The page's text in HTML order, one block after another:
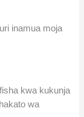
inamua moja
kwa kukunja
wa